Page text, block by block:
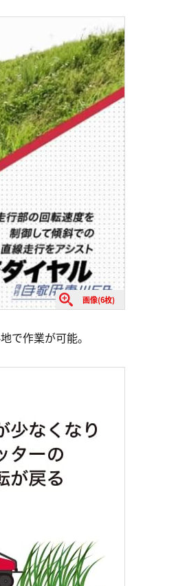
画像(6枚)
で作業が可能。